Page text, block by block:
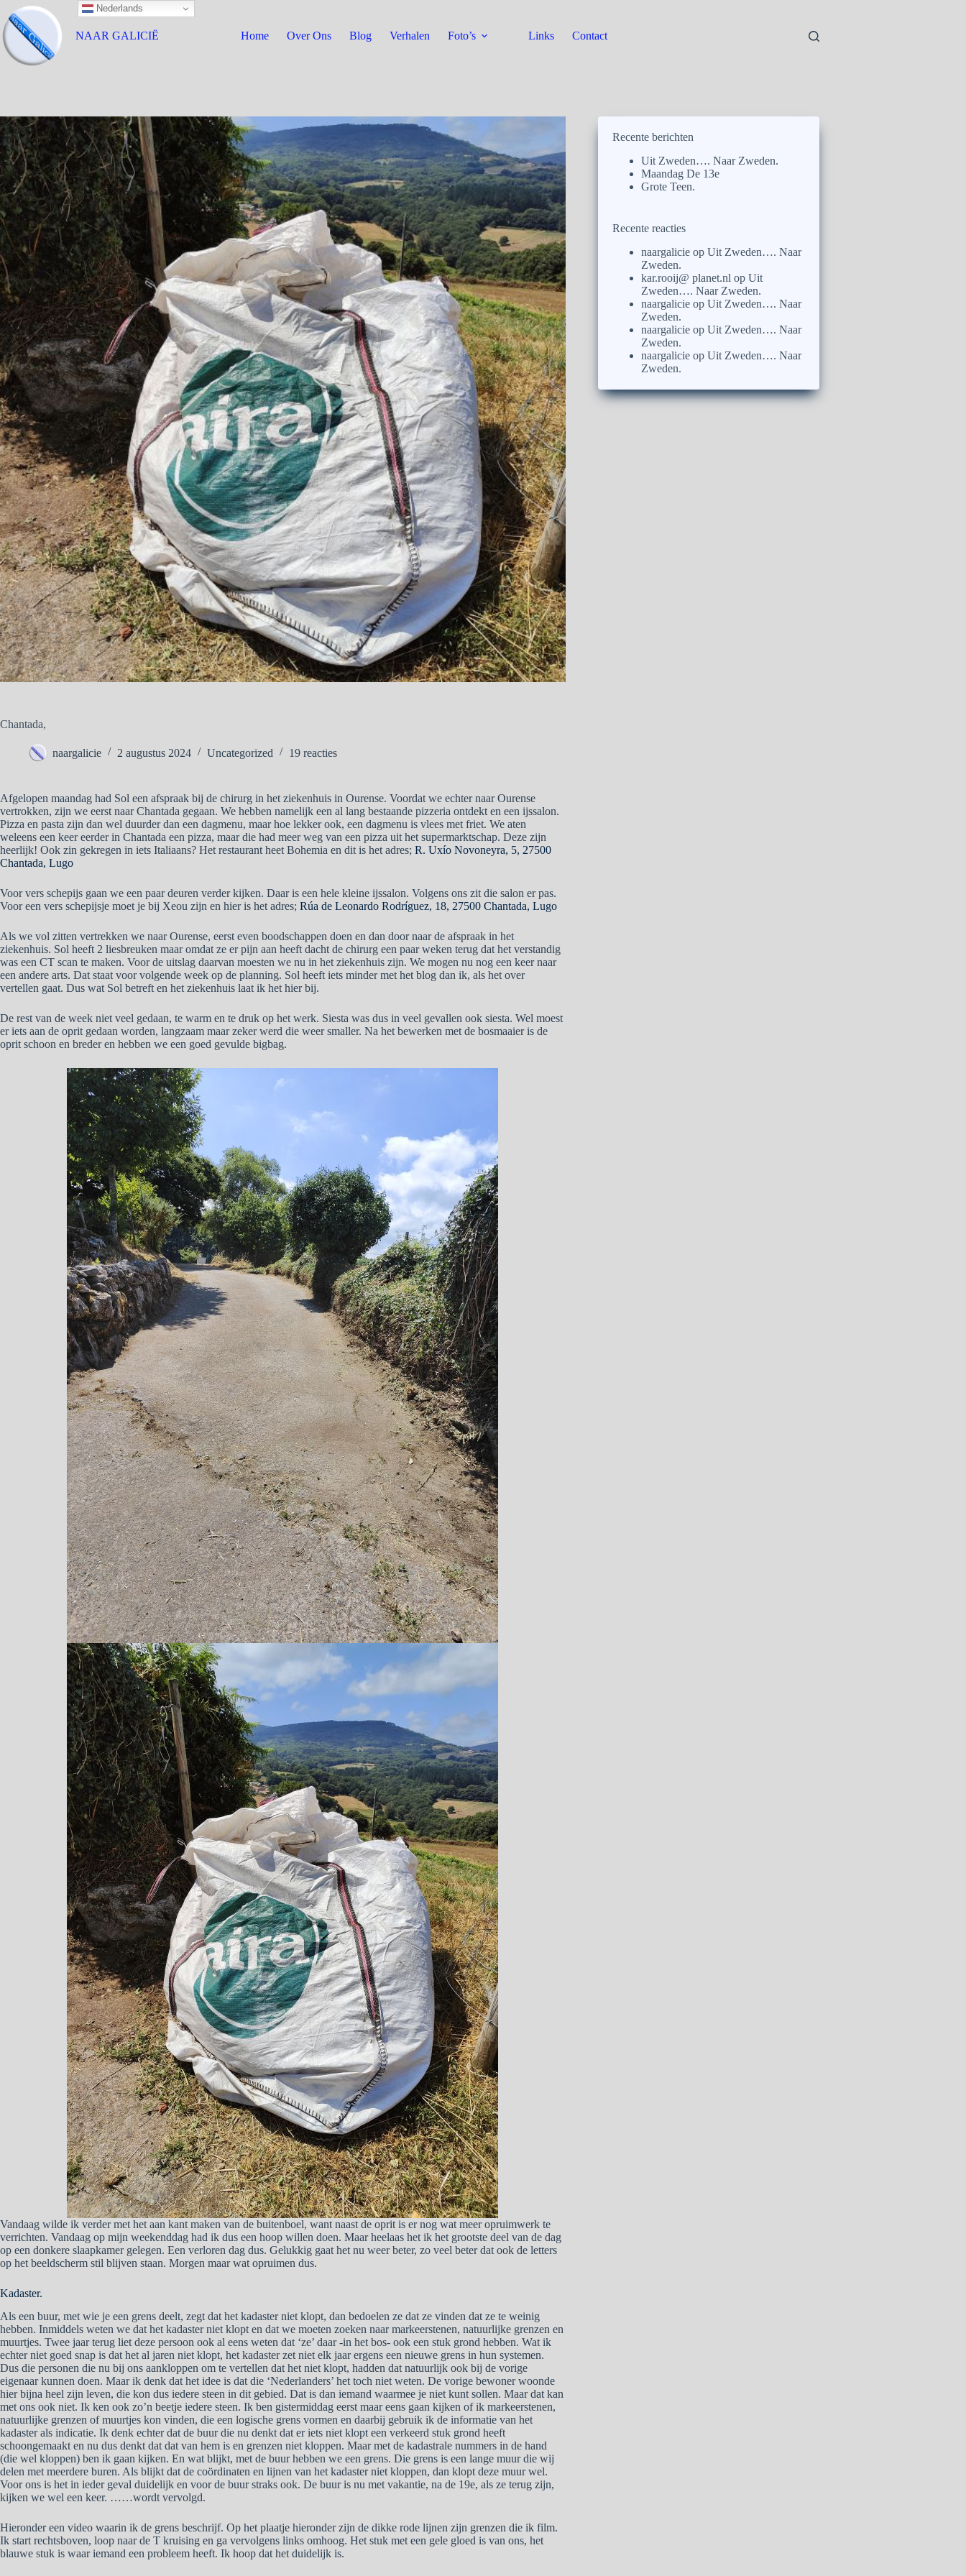
NAAR GALICIË Home Over Ons Blog Verhalen Foto’s Links Contact
Chantada,
naargalicie 2 augustus 2024 Uncategorized 19 reacties
Afgelopen maandag had Sol een afspraak bij de chirurg in het ziekenhuis in Ourense. Voordat we echter naar Ourense
vertrokken, zijn we eerst naar Chantada gegaan. We hebben namelijk een al lang bestaande pizzeria ontdekt en een ijssalon.
Pizza en pasta zijn dan wel duurder dan een dagmenu, maar hoe lekker ook, een dagmenu is vlees met friet. We aten
weleens een keer eerder in Chantada een pizza, maar die had meer weg van een pizza uit het supermarktschap. Deze zijn
heerlijk! Ook zin gekregen in iets Italiaans? Het restaurant heet Bohemia en dit is het adres; R. Uxío Novoneyra, 5, 27500
Chantada, Lugo
Voor vers schepijs gaan we een paar deuren verder kijken. Daar is een hele kleine ijssalon. Volgens ons zit die salon er pas.
Voor een vers schepijsje moet je bij Xeou zijn en hier is het adres; Rúa de Leonardo Rodríguez, 18, 27500 Chantada, Lugo
Als we vol zitten vertrekken we naar Ourense, eerst even boodschappen doen en dan door naar de afspraak in het
ziekenhuis. Sol heeft 2 liesbreuken maar omdat ze er pijn aan heeft dacht de chirurg een paar weken terug dat het verstandig
was een CT scan te maken. Voor de uitslag daarvan moesten we nu in het ziekenhuis zijn. We mogen nu nog een keer naar
een andere arts. Dat staat voor volgende week op de planning. Sol heeft iets minder met het blog dan ik, als het over
vertellen gaat. Dus wat Sol betreft en het ziekenhuis laat ik het hier bij.
De rest van de week niet veel gedaan, te warm en te druk op het werk. Siesta was dus in veel gevallen ook siesta. Wel moest
er iets aan de oprit gedaan worden, langzaam maar zeker werd die weer smaller. Na het bewerken met de bosmaaier is de
oprit schoon en breder en hebben we een goed gevulde bigbag.
Vandaag wilde ik verder met het aan kant maken van de buitenboel, want naast de oprit is er nog wat meer opruimwerk te
verrichten. Vandaag op mijn weekenddag had ik dus een hoop willen doen. Maar heelaas het ik het grootste deel van de dag
op een donkere slaapkamer gelegen. Een verloren dag dus. Gelukkig gaat het nu weer beter, zo veel beter dat ook de letters
op het beeldscherm stil blijven staan. Morgen maar wat opruimen dus.
Kadaster.
Als een buur, met wie je een grens deelt, zegt dat het kadaster niet klopt, dan bedoelen ze dat ze vinden dat ze te weinig
hebben. Inmiddels weten we dat het kadaster niet klopt en dat we moeten zoeken naar markeerstenen, natuurlijke grenzen en
muurtjes. Twee jaar terug liet deze persoon ook al eens weten dat ‘ze’ daar -in het bos- ook een stuk grond hebben. Wat ik
echter niet goed snap is dat het al jaren niet klopt, het kadaster zet niet elk jaar ergens een nieuwe grens in hun systemen.
Dus die personen die nu bij ons aankloppen om te vertellen dat het niet klopt, hadden dat natuurlijk ook bij de vorige
eigenaar kunnen doen. Maar ik denk dat het idee is dat die ‘Nederlanders’ het toch niet weten. De vorige bewoner woonde
hier bijna heel zijn leven, die kon dus iedere steen in dit gebied. Dat is dan iemand waarmee je niet kunt sollen. Maar dat kan
met ons ook niet. Ik ken ook zo’n beetje iedere steen. Ik ben gistermiddag eerst maar eens gaan kijken of ik markeerstenen,
natuurlijke grenzen of muurtjes kon vinden, die een logische grens vormen en daarbij gebruik ik de informatie van het
kadaster als indicatie. Ik denk echter dat de buur die nu denkt dat er iets niet klopt een verkeerd stuk grond heeft
schoongemaakt en nu dus denkt dat dat van hem is en grenzen niet kloppen. Maar met de kadastrale nummers in de hand
(die wel kloppen) ben ik gaan kijken. En wat blijkt, met de buur hebben we een grens. Die grens is een lange muur die wij
delen met meerdere buren. Als blijkt dat de coördinaten en lijnen van het kadaster niet kloppen, dan klopt deze muur wel.
Voor ons is het in ieder geval duidelijk en voor de buur straks ook. De buur is nu met vakantie, na de 19e, als ze terug zijn,
kijken we wel een keer. ……wordt vervolgd.
Hieronder een video waarin ik de grens beschrijf. Op het plaatje hieronder zijn de dikke rode lijnen zijn grenzen die ik film.
Ik start rechtsboven, loop naar de T kruising en ga vervolgens links omhoog. Het stuk met een gele gloed is van ons, het
blauwe stuk is waar iemand een probleem heeft. Ik hoop dat het duidelijk is.
Recente berichten
Uit Zweden…. Naar Zweden.
Maandag De 13e
Grote Teen.
Recente reacties
naargalicie opUit Zweden…. Naar
Zweden.
kar.rooij@ planet.nl opUit
Zweden…. Naar Zweden.
naargalicie opUit Zweden…. Naar
Zweden.
naargalicie opUit Zweden…. Naar
Zweden.
naargalicie opUit Zweden…. Naar
Zweden.
Nederlands